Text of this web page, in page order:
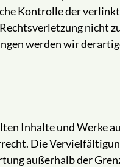
Kontrolle der
nicht
werden wir
Inhalte und Werke
Die
außerhalb der